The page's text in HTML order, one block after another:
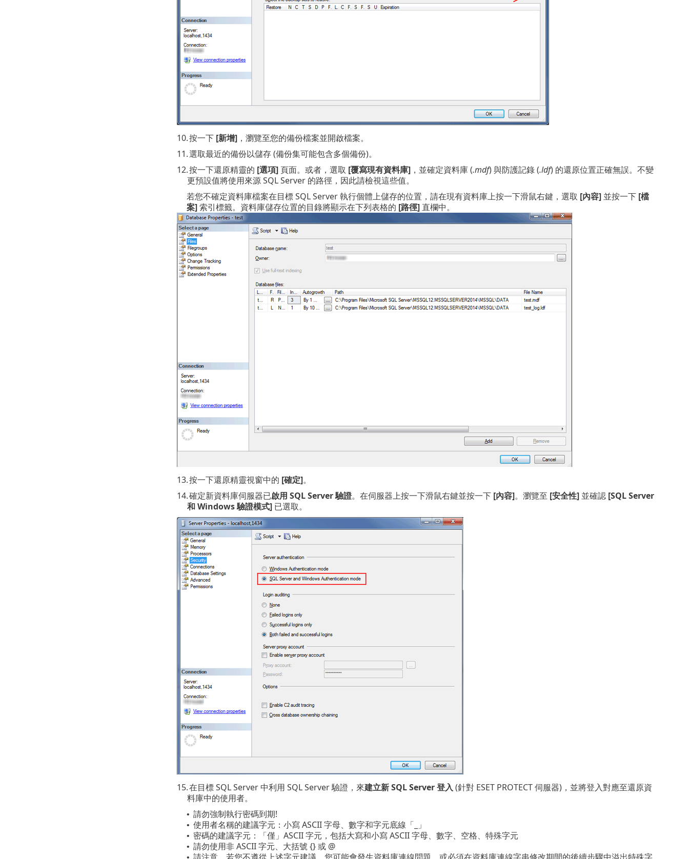
10.按一下 [新增]，瀏覽至您的備份檔案並開啟檔案。
11.選取最近的備份以儲存 (備份集可能包含多個備份)。
12.按一下還原精靈的 [選項]頁面。或者，選取 [覆寫現有資料庫]，並確定資料庫 (.mdf) 與防護記錄 (.ldf) 的還原位置正確無誤。不變
更預設值將使用來源 SQL Server 的路徑，因此請檢視這些值。
若您不確定資料庫檔案在目標 SQL Server 執行個體上儲存的位置，請在現有資料庫上按一下滑鼠右鍵，選取 [內容]並按一下 [檔
案]索引標籤。資料庫儲存位置的目錄將顯示在下列表格的 [路徑]直欄中。
13.按一下還原精靈視窗中的 [確定]。
14.確定新資料庫伺服器已啟用 SQL Server 驗證。在伺服器上按一下滑鼠右鍵並按一下 [內容]。瀏覽至 [安全性]並確認 [SQL Server
和 Windows 驗證模式]已選取。
15.在目標 SQL Server 中利用 SQL Server 驗證，來建立新 SQL Server 登入 (針對 ESET PROTECT 伺服器)，並將登入對應至還原資
料庫中的使用者。
• 請勿強制執行密碼到期!
• 使用者名稱的建議字元：小寫 ASCII 字母、數字和字元底線「_」
• 密碼的建議字元：「僅」ASCII 字元，包括大寫和小寫 ASCII 字母、數字、空格、特殊字元
• 請勿使用非 ASCII 字元、大括號 {} 或 @